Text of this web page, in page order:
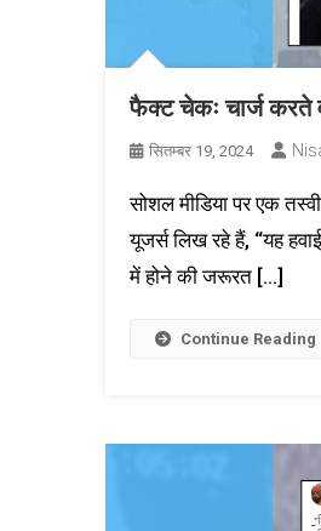
फैक्ट चेकः चार्ज करते
सितम्बर 19, 2024
सोशल मीडिया पर एक
यूजर्स लिख रहे हैं, “यह
में होने की जरूरत […]
Continue Reading